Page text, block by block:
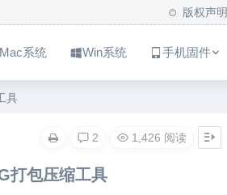
版权声明
Mac系统 Win系统 手机固件
具
打包压缩工具
2 1,426 阅读